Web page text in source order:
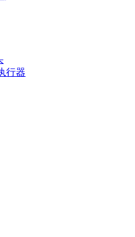
行器